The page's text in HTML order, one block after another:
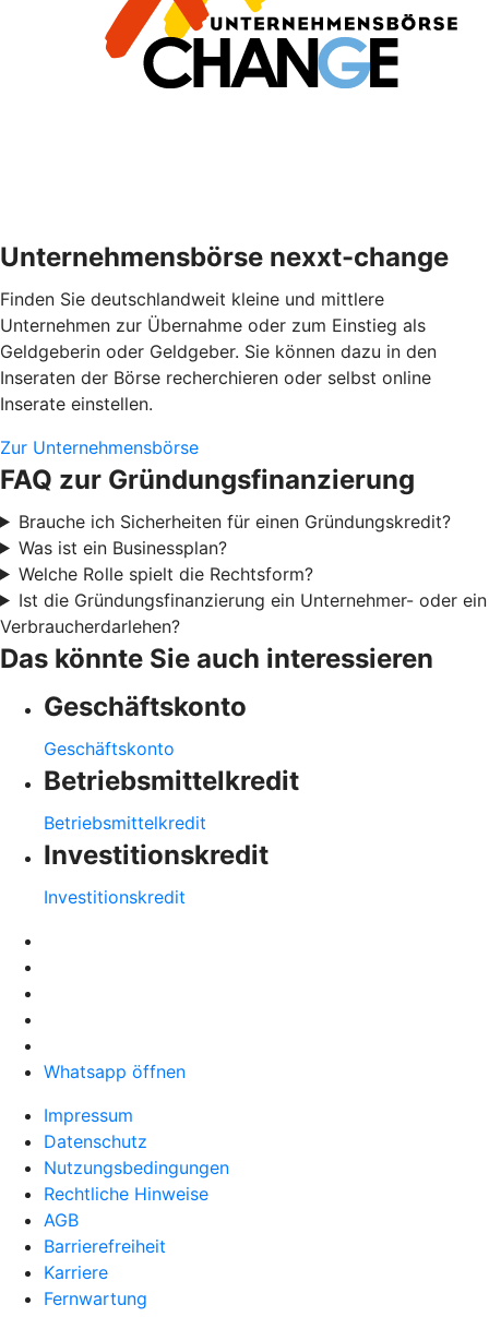
Unternehmensbörse nexxt-change
Finden Sie deutschlandweit kleine und mittlere
Unternehmen zur Übernahme oder zum Einstieg als
Geldgeberin oder Geldgeber. Sie können dazu in den
Inseraten der Börse recherchieren oder selbst online
Inserate einstellen.
Zur Unternehmensbörse
FAQ zur Gründungsfinanzierung
Brauche ich Sicherheiten für einen Gründungskredit?
Was ist ein Businessplan?
Welche Rolle spielt die Rechtsform?
Ist die Gründungsfinanzierung ein Unternehmer- oder ein
Verbraucherdarlehen?
Das könnte Sie auch interessieren
Geschäftskonto
Geschäftskonto
Betriebsmittelkredit
Betriebsmittelkredit
Investitionskredit
Investitionskredit
Whatsapp öffnen
Impressum
Datenschutz
Nutzungsbedingungen
Rechtliche Hinweise
AGB
Barrierefreiheit
Karriere
Fernwartung